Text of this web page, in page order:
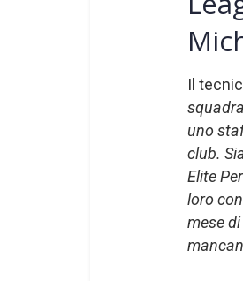
Il
uno
club.
Elite
loro
mese